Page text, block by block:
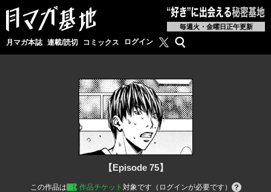
毎週火・金曜日正午更新
月マガ本誌 連載/読切 コミックス ログイン 月マガ基地公式X
検索
【Episode 75】
この作品は 作品チケット 対象です（ログインが必要です）